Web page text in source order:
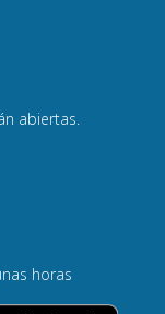
abiertas.
horas